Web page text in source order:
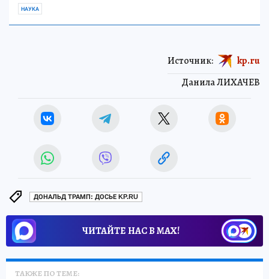
НАУКА
Данила ЛИХАЧЕВ
Источник: kp.ru
ДОНАЛЬД ТРАМП: ДОСЬЕ KP.RU
ЧИТАЙТЕ НАС В МАХ!
ТАКЖЕ ПО ТЕМЕ: